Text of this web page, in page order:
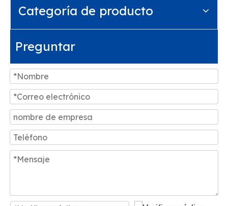
expreso FCL LCL
Categoría de producto
Preguntar